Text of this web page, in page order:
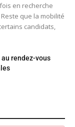
en recherche
Reste que la mobilité
candidats,
au rendez-vous